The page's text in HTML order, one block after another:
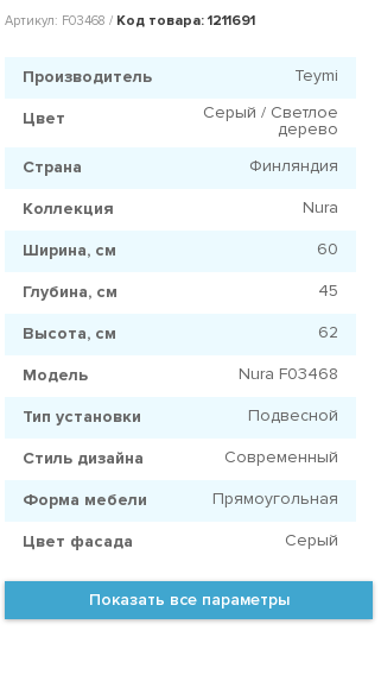
Артикул: F03468 / Код товара: 1211691
Производитель Teymi
Цвет
Серый / Светлое
дерево
Страна
Финляндия
Коллекция Nura
Ширина, см 60
Глубина, см 45
Высота, см 62
Модель Nura F03468
Тип установки Подвесной
Стиль дизайна Современный
Форма мебели Прямоугольная
Цвет фасада Серый
Показать все параметры